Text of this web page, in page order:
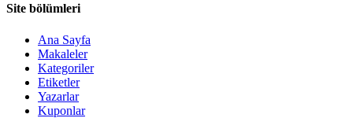
Site bölümleri
Ana Sayfa
Makaleler
Kategoriler
Etiketler
Yazarlar
Kuponlar